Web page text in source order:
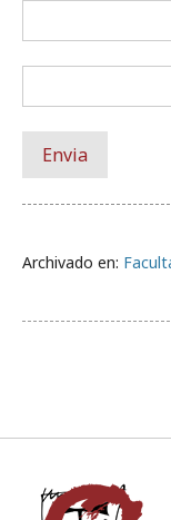
Archivado en: